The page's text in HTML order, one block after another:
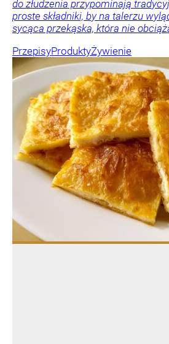
do złudzenia przypominają
proste składniki, by na talerzu
sycąca przekąska, która nie
PrzepisyProduktyŻywienie